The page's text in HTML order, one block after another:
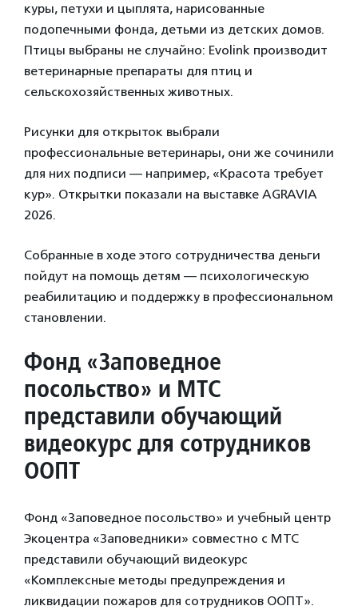
куры, петухи и цыплята, нарисованные
подопечными фонда, детьми из детских домов.
Птицы выбраны не случайно: Evolink производит
ветеринарные препараты для птиц и
сельскохозяйственных животных.
Рисунки для открыток выбрали
профессиональные ветеринары, они же сочинили
для них подписи — например, «Красота требует
кур». Открытки показали на выставке AGRAVIA
2026.
Собранные в ходе этого сотрудничества деньги
пойдут на помощь детям — психологическую
реабилитацию и поддержку в профессиональном
становлении.
Фонд «Заповедное
посольство» и МТС
представили обучающий
видеокурс для сотрудников
ООПТ
Фонд «Заповедное посольство» и учебный центр
Экоцентра «Заповедники» совместно с МТС
представили обучающий видеокурс
«Комплексные методы предупреждения и
ликвидации пожаров для сотрудников ООПТ».